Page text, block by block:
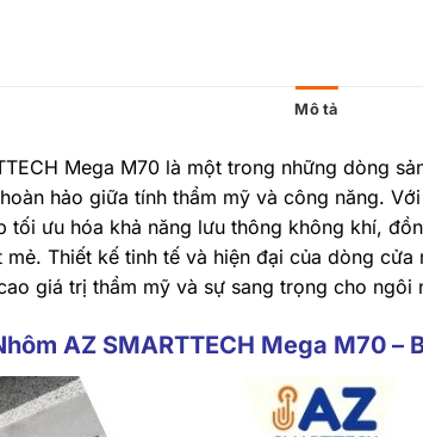
Mô tả
Mega M70 là một trong những dòng
hảo giữa tính thẩm mỹ và công năng.
tối ưu hóa khả năng lưu thông không khí,
Thiết kế tinh tế và hiện đại của dòng
giá trị thẩm mỹ và sự sang trọng cho ngôi
AZ SMARTTECH Mega M70 –